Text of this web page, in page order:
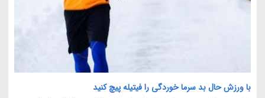
با ورزش حال بد سرما خوردگی را فیتیله پیچ کنید